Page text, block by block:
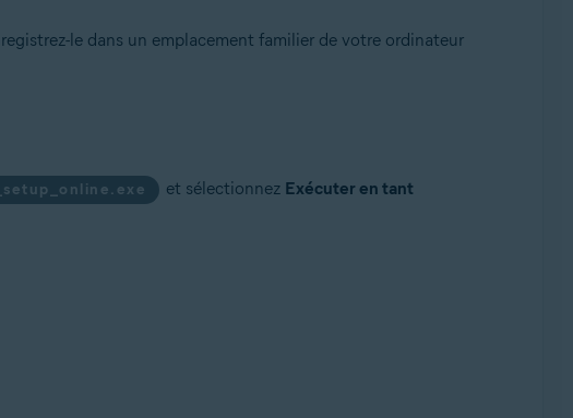
Pack 1 avec mise à jour cumulative de commodité
le dans un emplacement familier de votre ordinateur
et sélectionnez Exécuter en tant